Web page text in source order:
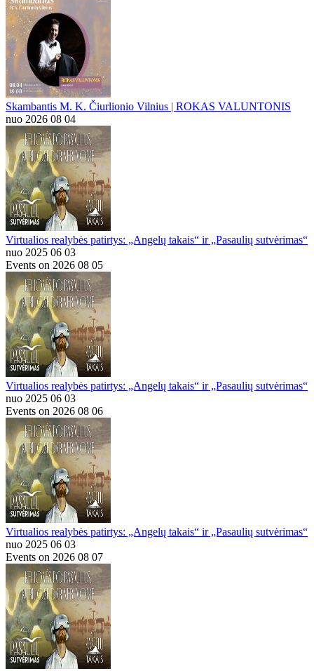
Skambantis M. K. Čiurlionio Vilnius | ROKAS VALUNTONIS
nuo 2026 08 04
Virtualios realybės patirtys: „Angelų takais“ ir „Pasaulių sutvėrimas“
nuo 2025 06 03
Events on 2026 08 05
Virtualios realybės patirtys: „Angelų takais“ ir „Pasaulių sutvėrimas“
nuo 2025 06 03
Events on 2026 08 06
Virtualios realybės patirtys: „Angelų takais“ ir „Pasaulių sutvėrimas“
nuo 2025 06 03
Events on 2026 08 07